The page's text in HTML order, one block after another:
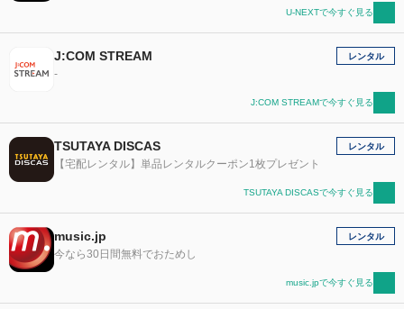
U-NEXTで今すぐ見る
J:COM STREAM
-
レンタル
J:COM STREAMで今すぐ見る
TSUTAYA DISCAS
【宅配レンタル】単品レンタルクーポン1枚プレゼント
レンタル
TSUTAYA DISCASで今すぐ見る
music.jp
今なら30日間無料でおためし
レンタル
music.jpで今すぐ見る